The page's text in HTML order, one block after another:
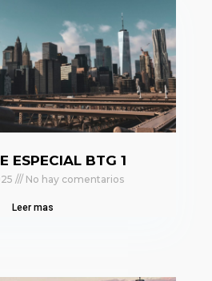
ESPECIAL BTG 1
No hay comentarios
Leer mas